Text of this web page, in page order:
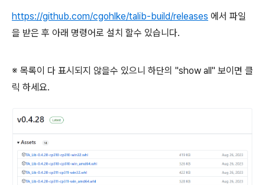
https://github.com/cgohlke/talib-build/releases 에서 파일
을 받은 후 아래 명령어로 설치 할수 있습니다.
※ 목록이 다 표시되지 않을수 있으니 하단의 "show all" 보이면 클
릭 하세요.